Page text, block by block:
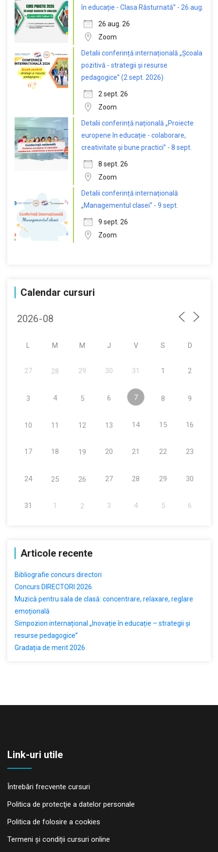
în educație - Clasa Răsturnată” - 26 aug.
26 aug. 26
Zoom
Detalii conferință internațională „Școala
pozitivă - strategii și resurse
pedagogice” (2 sept. 2026)
2 sept. 26
Zoom
Detalii conferință națională „Proiecte
europene în educație - colaborare,
creativitate și bune practici” - 8 sept.
8 sept. 26
Zoom
Detalii conferință internațională
„Managementul clasei” - 9 sept.
9 sept. 26
Zoom
Calendar cursuri
L M M J V S D
27 28 29 30 31 1 2
3 4 5 6 7 8 9
10 11 12 13 14 15 16
17 18 19 20 21 22 23
24 25 26 27 28 29 30
31 1 2 3 4 5 6
Articole recente
Bibliografie concurs directori
Concurs DIRECTORI 2026
Muzică pentru sala de clasă: concentrare, relaxare, reglare
emoțională
Simpozion internațional „Inovație în educație – strategii și
resurse pedagogice”
Gradația de merit 2026
Link-uri utile
Întrebări frecvente cursuri
Politica de protecţie a datelor personale
Politica de folosire a cookies
Termeni și condiții cursuri online